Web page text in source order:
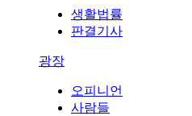
생활법률
판결기사
광장
오피니언
사람들